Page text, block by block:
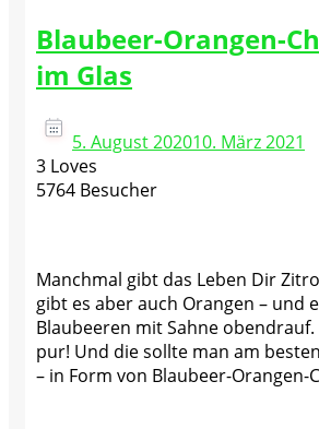
Blaubeer-Orangen-
im Glas
5. August 202010. März 2021
3 Loves
5764 Besucher
Manchmal gibt das Leben Dir
gibt es aber auch Orangen – und
Blaubeeren mit Sahne
pur! Und die sollte man am
– in Form von Blaubeer-Orangen-